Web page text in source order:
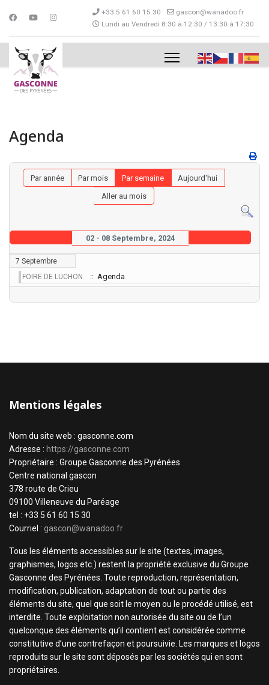
+33 5 61 60 15 30
gascon@wanadoo.fr
Lundi au Vendredi 8:30 à 12:30 / 13:30 à 17:30
Agenda
Par année Par mois Par semaine
Aujourd'hui
Aller au mois
02 - 08 Septembre, 2024
7 Septembre
FOIRE DE LUCHON
:: Agenda
Mentions légales
Nom du site web : gasconne.com
Adresse : https://gasconne.com
Propriétaire : Groupe Gasconne des Pyrénées
Centre national gascon
378 route de Crieu
09100 Villeneuve du Paréage
tel : +33 5 61 60 15 30
Courriel : gascon@wanadoo.fr
Tous les éléments accessibles sur le site (textes, images,
graphismes, logos etc.) restent la propriété exclusive du Groupe
Gasconne des Pyrénées. Toute reproduction, représentation,
modification, publication, adaptation de tout ou partie des
éléments du site, quel que soit le moyen ou le procédé utilisé, est
interdite. Toute exploitation non autorisée du site ou de l’un
quelconque des éléments qu’il contient est considérée comme
constitutive d’une contrefaçon et poursuivie. Les marques et logos
reproduits sur le site sont déposés par les sociétés qui en sont
propriétaires.